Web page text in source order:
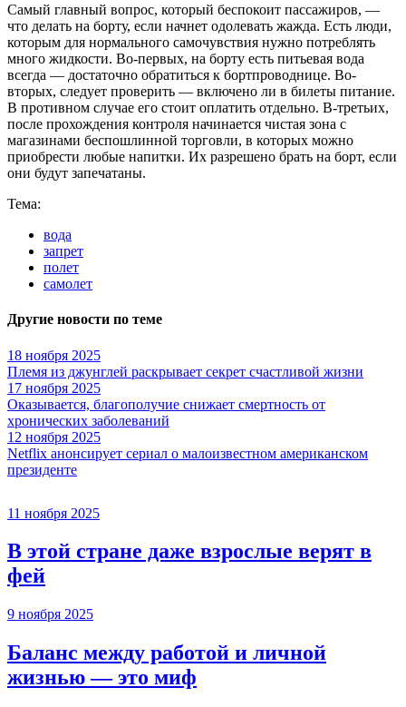
Самый главный вопрос, который беспокоит пассажиров, —
что делать на борту, если начнет одолевать жажда. Есть люди,
которым для нормального самочувствия нужно потреблять
много жидкости. Во-первых, на борту есть питьевая вода
всегда — достаточно обратиться к бортпроводнице. Во-
вторых, следует проверить — включено ли в билеты питание.
В противном случае его стоит оплатить отдельно. В-третьих,
после прохождения контроля начинается чистая зона с
магазинами беспошлинной торговли, в которых можно
приобрести любые напитки. Их разрешено брать на борт, если
они будут запечатаны.
Тема:
вода
запрет
полет
самолет
Другие новости по теме
18 ноября 2025
Племя из джунглей раскрывает секрет счастливой жизни
17 ноября 2025
Оказывается, благополучие снижает смертность от
хронических заболеваний
12 ноября 2025
Netflix анонсирует сериал о малоизвестном американском
президенте
11 ноября 2025
В этой стране даже взрослые верят в
фей
9 ноября 2025
Баланс между работой и личной
жизнью — это миф